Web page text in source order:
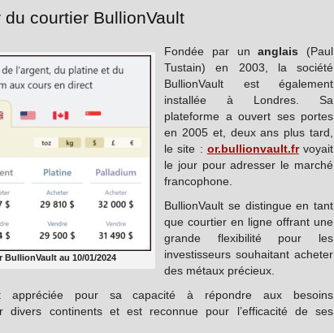
du courtier BullionVault
BullionVault au 10/01/2024
Fondée par unanglais (Paul
Tustain) en 2003, la société
BullionVault est également
installée à Londres. Sa
plateforme a ouvert ses portes
en 2005 et, deux ans plus tard,
le site : or.bullionvault.frvoyait
le jour pour adresser le marché
francophone.
BullionVault se distingue en tant
que courtier en ligne offrant une
grande flexibilité pour les
investisseurs souhaitant acheter
des métaux précieux.
appréciée pour sa capacité à répondre aux besoins
divers continents et est reconnue pour l’efficacité de ses